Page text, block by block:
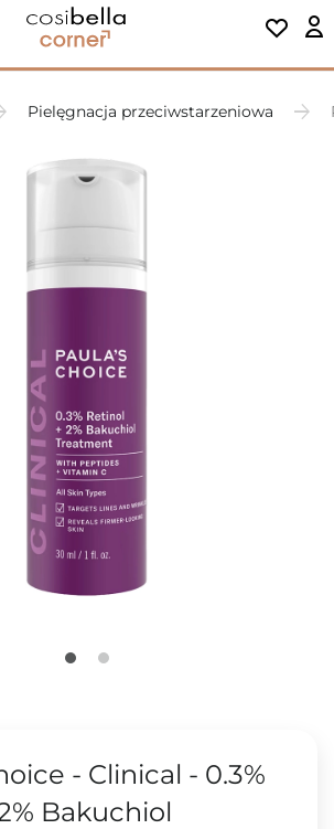
Pielęgnacja przeciwstarzeniowa
- Clinical - 0.3%
Bakuchiol